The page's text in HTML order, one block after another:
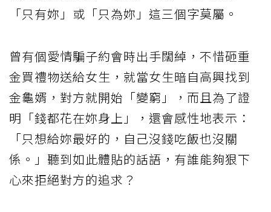
「只有妳」或「只為妳」這三個字莫屬。
曾有個愛情騙子約會時出手闊綽，不惜砸重
金買禮物送給女生，就當女生暗自高興找到
金龜婿，對方就開始「變窮」，而且為了證
明「錢都花在妳身上」，還會感性地表示：
「只想給妳最好的，自己沒錢吃飯也沒關
係。」聽到如此體貼的話語，有誰能夠狠下
心來拒絕對方的追求？